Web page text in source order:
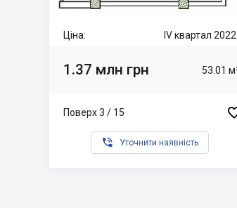
Ціна: IV квартал 2022
1.37 млн грн 53.01
Поверх 3 / 15
 Уточнити наявність